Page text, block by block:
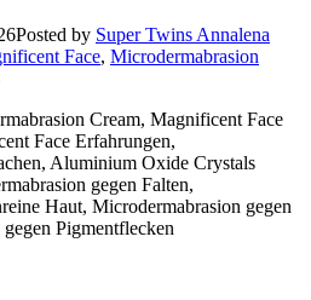
Posted by Super Twins Annalena
Face, Microdermabrasion